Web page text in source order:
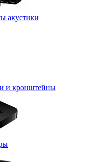
акустики
и кронштейны